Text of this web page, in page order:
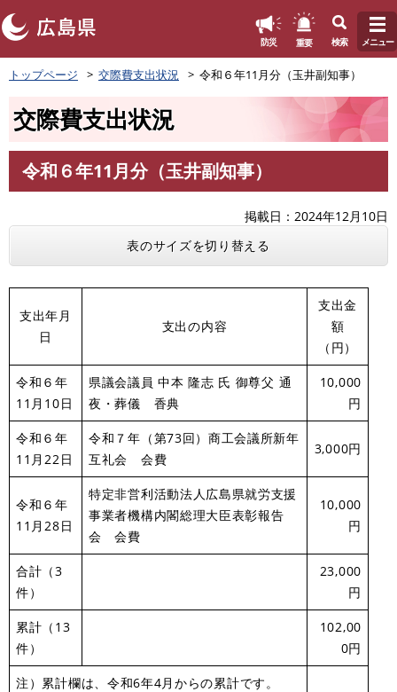
ペ
ー
頭
す
防災 重要 検索 メニュー
トップページ 交際費支出状況 令和６年11月分（玉井副知事）
交際費支出状況
文
令和６年11月分（玉井副知事）
掲載日
2024年12月10日
表のサイズを切り替える
支出年月
日
支出の内容
支出金
額
（円）
令和６年
11月10日
県議会議員 中本 隆志 氏 御尊父 通
夜・葬儀 香典
10,000
円
令和６年
11月22日
令和７年（第73回）商工会議所新年
互礼会 会費
3,000円
令和６年
11月28日
特定非営利活動法人広島県就労支援
事業者機構内閣総理大臣表彰報告
会 会費
10,000
円
合計（3
件）
23,000
円
累計（13
件）
102,00
0円
注）累計欄は、令和6年4月からの累計です。